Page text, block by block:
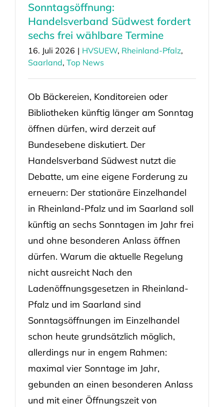
Sonntagsöffnung:
Handelsverband Südwest fordert
sechs frei wählbare Termine
16. Juli 2026 | HVSUEW, Rheinland-Pfalz,
Saarland, Top News
Ob Bäckereien, Konditoreien oder
Bibliotheken künftig länger am Sonntag
öffnen dürfen, wird derzeit auf
Bundesebene diskutiert. Der
Handelsverband Südwest nutzt die
Debatte, um eine eigene Forderung zu
erneuern: Der stationäre Einzelhandel
in Rheinland-Pfalz und im Saarland soll
künftig an sechs Sonntagen im Jahr frei
und ohne besonderen Anlass öffnen
dürfen. Warum die aktuelle Regelung
nicht ausreicht Nach den
Ladenöffnungsgesetzen in Rheinland-
Pfalz und im Saarland sind
Sonntagsöffnungen im Einzelhandel
schon heute grundsätzlich möglich,
allerdings nur in engem Rahmen:
maximal vier Sonntage im Jahr,
gebunden an einen besonderen Anlass
und mit einer Öffnungszeit von